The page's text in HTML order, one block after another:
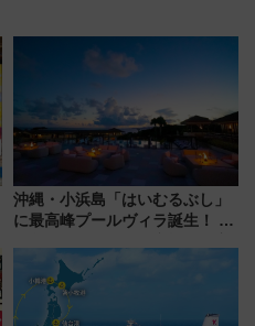
沖縄・小浜島「はいむるぶし」
に最高峰プールヴィラ誕生！ 石
美旅「何もしない贅沢」を体験
してみない？